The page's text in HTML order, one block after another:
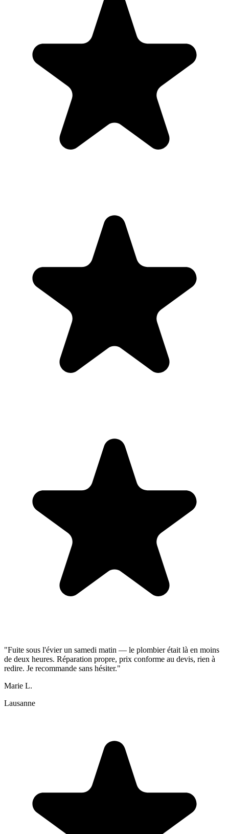
"Fuite sous l'évier un samedi matin — le plombier était là en moins
de deux heures. Réparation propre, prix conforme au devis, rien à
redire. Je recommande sans hésiter."
Marie L.
Lausanne